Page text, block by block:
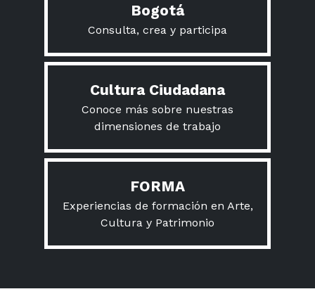
Bogotá
Consulta, crea y participa
Cultura Ciudadana
Conoce más sobre nuestras
dimensiones de trabajo
FORMA
Experiencias de formación en Arte,
Cultura y Patrimonio